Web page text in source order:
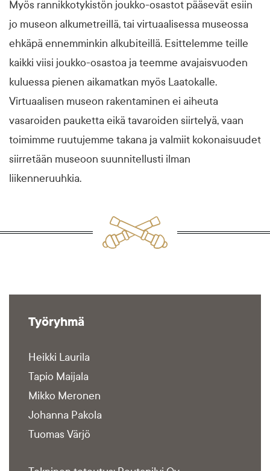
Myös rannikkotykistön joukko-osastot pääsevät esiin
jo museon alkumetreillä, tai virtuaalisessa museossa
ehkäpä ennemminkin alkubiteillä. Esittelemme teille
kaikki viisi joukko-osastoa ja teemme avajaisvuoden
kuluessa pienen aikamatkan myös Laatokalle.
Virtuaalisen museon rakentaminen ei aiheuta
vasaroiden pauketta eikä tavaroiden siirtelyä, vaan
toimimme ruutujemme takana ja valmiit kokonaisuudet
siirretään museoon suunnitellusti ilman
liikenneruuhkia.
Työryhmä
Heikki Laurila
Tapio Maijala
Mikko Meronen
Johanna Pakola
Tuomas Värjö